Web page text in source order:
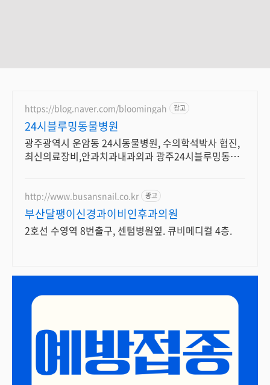
https://blog.naver.com/bloomingah 광고
24시블루밍동물병원
광주광역시 운암동 24시동물병원, 수의학석박사 협진,
최신의료장비,안과치과내과외과 광주24시블루밍동물
http://www.busansnail.co.kr 광고
부산달팽이신경과이비인후과의원
2호선 수영역 8번출구, 센텀병원옆. 큐비메디컬 4층.